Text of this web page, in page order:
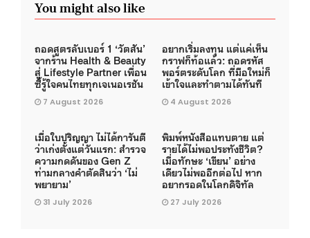
You might also like
ถอดสูตรลับเบอร์ 1 ‘วัตสัน’
จากร้าน Health & Beauty
สู่ Lifestyle Partner เพื่อน
ซี้รู้ใจคนไทยทุกเจเนอเรชัน
7 August 2026
อยากเริ่มลงทุน แต่แค่เห็น
กราฟก็ท้อแล้ว: ถอดรหัส
พอร์ตระดับโลก ที่มือใหม่ก็
เข้าใจและทำตามได้ทันที
4 August 2026
เมื่อใบปริญญา ไม่ได้การันตี
ว่าเก่งตั้งแต่วันแรก: สำรวจ
ความกดดันของ Gen Z
ท่ามกลางคำตัดสินว่า ‘ไม่
พยายาม’
31 July 2026
พิมพ์หนังสือแทบตาย แต่
รายได้ไม่พอประทังชีวิต?
เมื่อทักษะ ‘เขียน’ อย่าง
เดียวไม่พออีกต่อไป หาก
อยากรอดในโลกดิจิทัล
27 July 2026